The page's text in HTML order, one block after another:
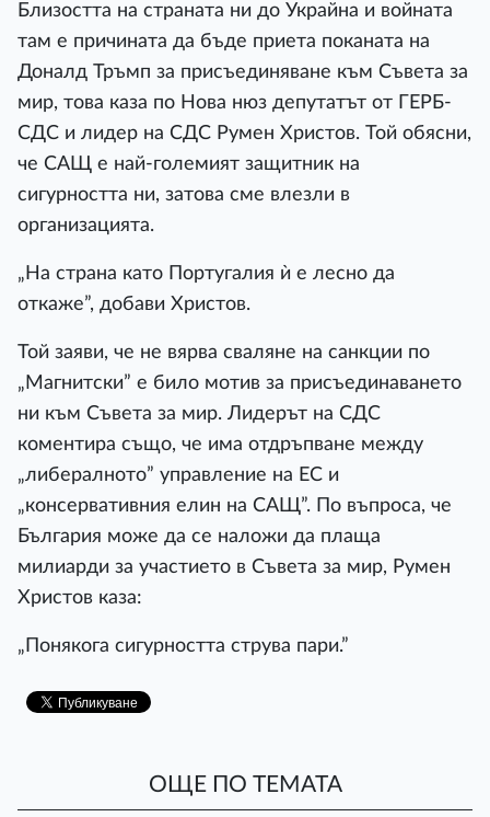
Близостта на страната ни до Украйна и войната
там е причината да бъде приета поканата на
Доналд Тръмп за присъединяване към Съвета за
мир, това каза по Нова нюз депутатът от ГЕРБ-
СДС и лидер на СДС Румен Христов. Той обясни,
че САЩ е най-големият защитник на
сигурността ни, затова сме влезли в
организацията.
„На страна като Португалия ѝ е лесно да
откаже”, добави Христов.
Той заяви, че не вярва сваляне на санкции по
„Магнитски” е било мотив за присъединаването
ни към Съвета за мир. Лидерът на СДС
коментира също, че има отдръпване между
„либералното” управление на ЕС и
„консервативния елин на САЩ”. По въпроса, че
България може да се наложи да плаща
милиарди за участието в Съвета за мир, Румен
Христов каза:
„Понякога сигурността струва пари.”
ОЩЕ ПО ТЕМАТА